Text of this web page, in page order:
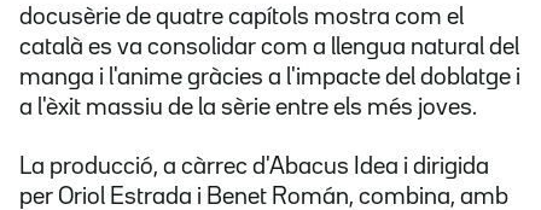
docusèrie de quatre capítols mostra com el
català es va consolidar com a llengua natural del
manga i l'anime gràcies a l'impacte del doblatge i
a l'èxit massiu de la sèrie entre els més joves.
La producció, a càrrec d'Abacus Idea i dirigida
per Oriol Estrada i Benet Román, combina, amb